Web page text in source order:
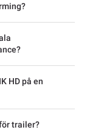
HD på en
trailer?